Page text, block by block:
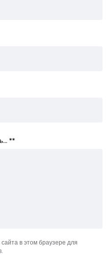
**
в этом браузере для